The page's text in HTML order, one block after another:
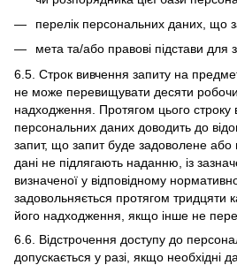
перелік персональних даних, що
мета та/або правові підстави для
6.5. Строк вивчення запиту на
не може перевищувати десяти
надходження. Протягом цього строку
персональних даних доводить до
запит, що запит буде задоволене або
дані не підлягають наданню, із
визначеної у відповідному
задовольняється протягом тридцяти
його надходження, якщо інше не
6.6. Відстрочення доступу до
допускається у разі, якщо необхідні